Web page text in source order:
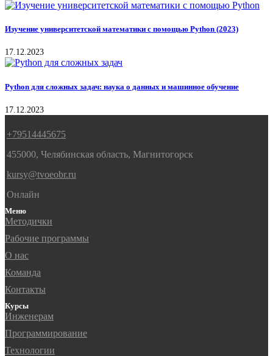
Изучение университетской математики с помощью Python (2023)
17.12.2023
Python для сложных задач: наука о данных и машинное обучение
17.12.2023
+79514445675
455000, Челябинская область, Магнитогорск
kursy@tvoeobr.ru
Онлайн
Меню
Методички
Рабочие программы
О нас
Команда
Контакты
Курсы
Инженерам
Программирование
Технологии